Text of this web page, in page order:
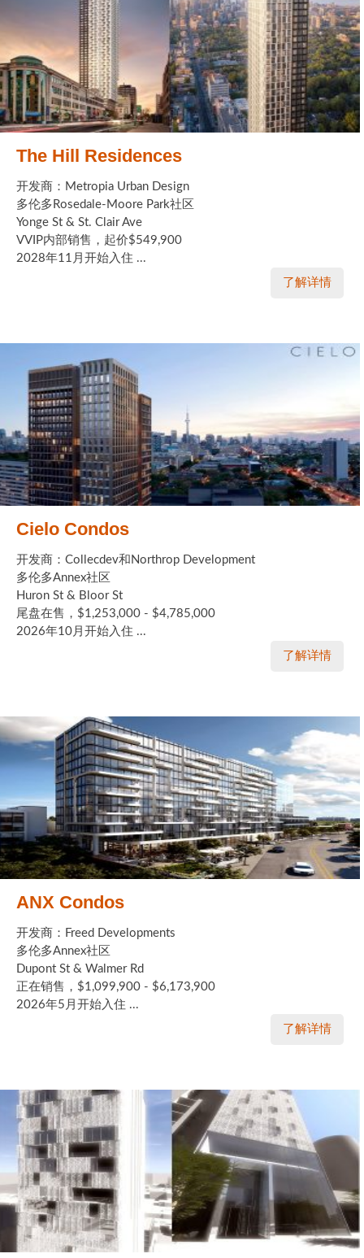
The Hill Residences
开发商：Metropia Urban Design
多伦多Rosedale-Moore Park社区
Yonge St & St. Clair Ave
VVIP内部销售，起价$549,900
2028年11月开始入住 ...
了解详情
Cielo Condos
开发商：Collecdev和Northrop Development
多伦多Annex社区
Huron St & Bloor St
尾盘在售，$1,253,000 - $4,785,000
2026年10月开始入住 ...
了解详情
ANX Condos
开发商：Freed Developments
多伦多Annex社区
Dupont St & Walmer Rd
正在销售，$1,099,900 - $6,173,900
2026年5月开始入住 ...
了解详情